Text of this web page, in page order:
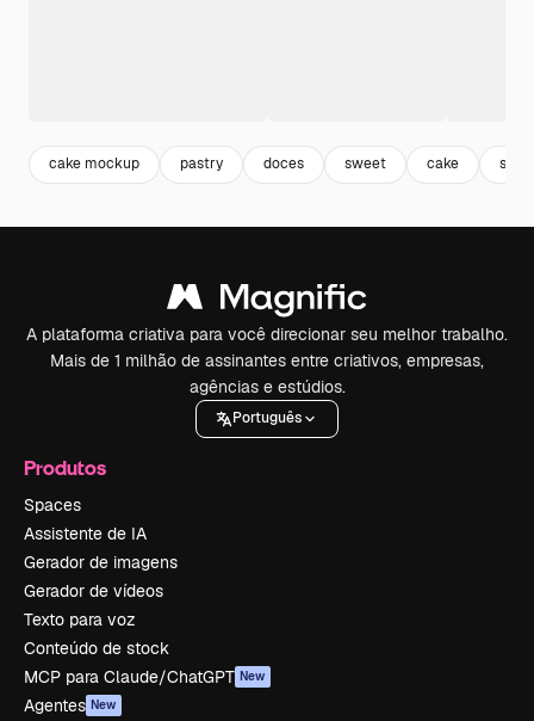
cake mockup pastry doces sweet cake
A plataforma criativa para você direcionar seu melhor trabalho.
Mais de 1 milhão de assinantes entre criativos, empresas,
agências e estúdios.
Português
Produtos
Spaces
Assistente de IA
Gerador de imagens
Gerador de vídeos
Texto para voz
Conteúdo de stock
MCP para Claude/ChatGPT New
Agentes New